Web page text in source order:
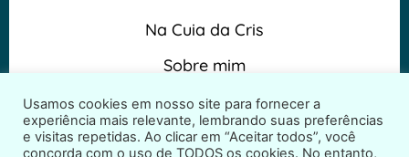
Na Cuia da Cris
Sobre mim
Termos e Condições
Usamos cookies em nosso site para fornecer a
experiência mais relevante, lembrando suas preferências
e visitas repetidas. Ao clicar em “Aceitar todos”, você
concorda com o uso de TODOS os cookies. No entanto,